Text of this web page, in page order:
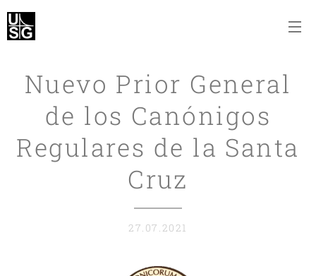
Nuevo Prior General
de los Canónigos
Regulares de la Santa
Cruz
27.07.2021